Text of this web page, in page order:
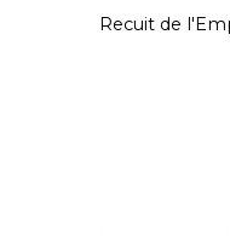
Recuit de